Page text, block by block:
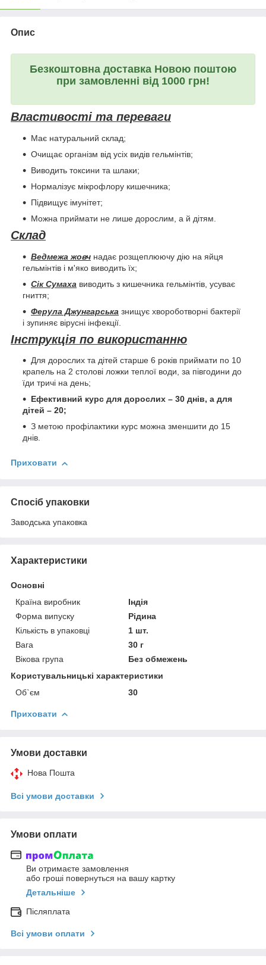
Опис
Безкоштовна доставка Новою поштою
при замовленні від 1000 грн!
Властивості та переваги
Має натуральний склад;
Очищає організм від усіх видів гельмінтів;
Виводить токсини та шлаки;
Нормалізує мікрофлору кишечника;
Підвищує імунітет;
Можна приймати не лише дорослим, а й дітям.
Склад
Ведмежа жовч надає розщеплюючу дію на яйця
гельмінтів і м'яко виводить їх;
Сік Сумаха виводить з кишечника гельмінтів, усуває
гниття;
Ферула Джунгарська знищує хвороботворні бактерії
і зупиняє вірусні інфекції.
Інструкція по використанню
Для дорослих та дітей старше 6 років приймати по 10
крапель на 2 столові ложки теплої води, за півгодини до
їди тричі на день;
Ефективний курс для дорослих – 30 днів, а для
дітей – 20;
З метою профілактики курс можна зменшити до 15
днів.
Приховати
Спосіб упаковки
Заводська упаковка
Характеристики
Основні
Країна виробник
Індія
Форма випуску
Рідина
Кількість в упаковці
1 шт.
Вага
30 г
Вікова група
Без обмежень
Користувальницькі характеристики
Об`єм
30
Приховати
Умови доставки
Нова Пошта
Всі умови доставки
Умови оплати
Ви отримаєте замовлення
або гроші повернуться на вашу картку
Детальніше
Післяплата
Всі умови оплати